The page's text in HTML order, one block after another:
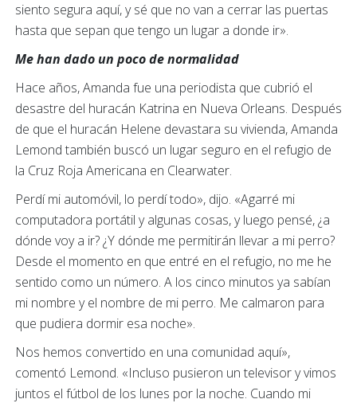
siento segura aquí, y sé que no van a cerrar las puertas
hasta que sepan que tengo un lugar a donde ir».
Me han dado un poco de normalidad
Hace años, Amanda fue una periodista que cubrió el
desastre del huracán Katrina en Nueva Orleans. Después
de que el huracán Helene devastara su vivienda, Amanda
Lemond también buscó un lugar seguro en el refugio de
la Cruz Roja Americana en Clearwater.
Perdí mi automóvil, lo perdí todo», dijo. «Agarré mi
computadora portátil y algunas cosas, y luego pensé, ¿a
dónde voy a ir? ¿Y dónde me permitirán llevar a mi perro?
Desde el momento en que entré en el refugio, no me he
sentido como un número. A los cinco minutos ya sabían
mi nombre y el nombre de mi perro. Me calmaron para
que pudiera dormir esa noche».
Nos hemos convertido en una comunidad aquí»,
comentó Lemond. «Incluso pusieron un televisor y vimos
juntos el fútbol de los lunes por la noche. Cuando mi